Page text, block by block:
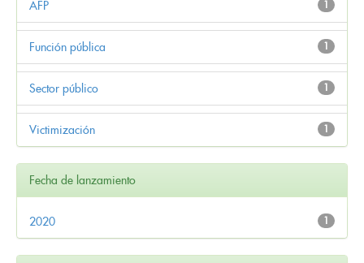
1
AFP
1
Función pública
1
Sector público
1
Victimización
Fecha de lanzamiento
1
2020